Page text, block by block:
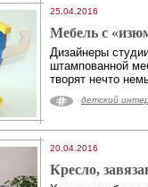
25.04.2016
Мебель с
Дизайнеры
штампованной
творят нечто
детский
20.04.2016
Кресло,